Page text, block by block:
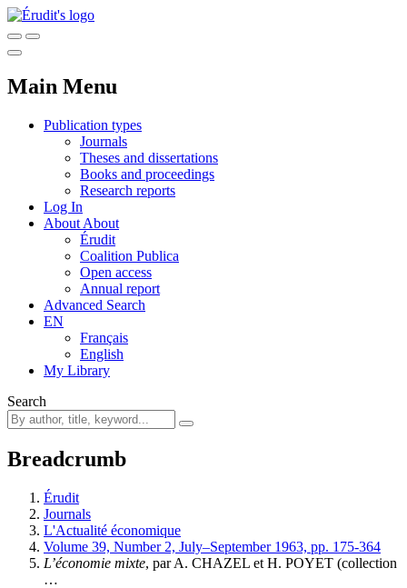
Main Menu
Publication types
Journals
Theses and dissertations
Books and proceedings
Research reports
Log In
About About
Érudit
Coalition Publica
Open access
Annual report
Advanced Search
EN
Français
English
My Library
Search
Breadcrumb
Érudit
Journals
L'Actualité économique
Volume 39, Number 2, July–September 1963, pp. 175-364
L’économie mixte, par A. CHAZEL et H. POYET (collection
…